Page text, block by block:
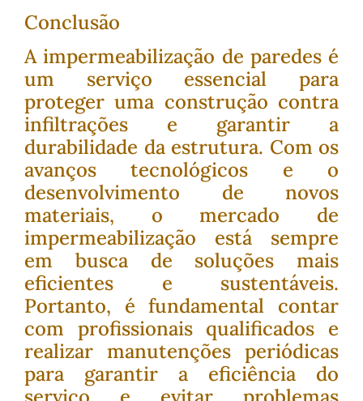
Conclusão
A impermeabilização de paredes é
um serviço essencial para
proteger uma construção contra
infiltrações e garantir a
durabilidade da estrutura. Com os
avanços tecnológicos e o
desenvolvimento de novos
materiais, o mercado de
impermeabilização está sempre
em busca de soluções mais
eficientes e sustentáveis.
Portanto, é fundamental contar
com profissionais qualificados e
realizar manutenções periódicas
para garantir a eficiência do